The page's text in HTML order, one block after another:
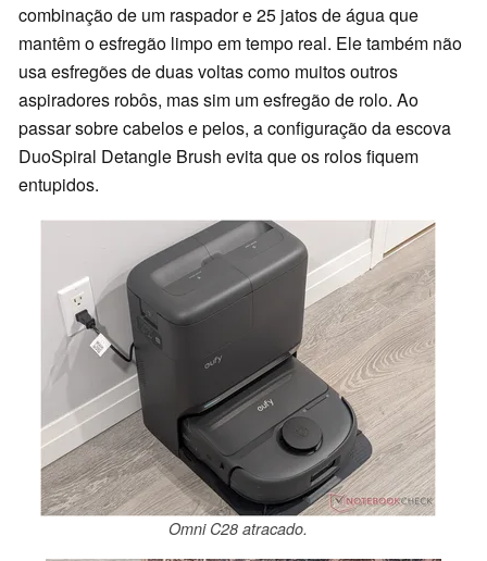
combinação de um raspador e 25 jatos de água que
mantêm o esfregão limpo em tempo real. Ele também não
usa esfregões de duas voltas como muitos outros
aspiradores robôs, mas sim um esfregão de rolo. Ao
passar sobre cabelos e pelos, a configuração da escova
DuoSpiral Detangle Brush evita que os rolos fiquem
entupidos.
Omni C28 atracado.